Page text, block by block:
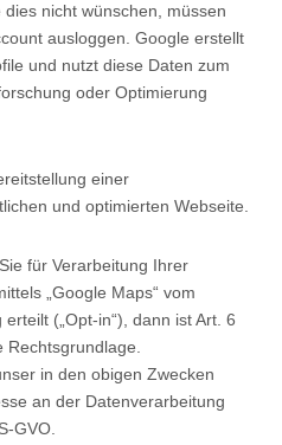
nicht wünschen, müssen
ausloggen. Google erstellt
und nutzt diese Daten zum
oder Optimierung
einer
und optimierten Webseite.
für Verarbeitung Ihrer
„Google Maps“ vom
(„Opt-in“), dann ist Art. 6
in den obigen Zwecken
an der Datenverarbeitung
GVO.